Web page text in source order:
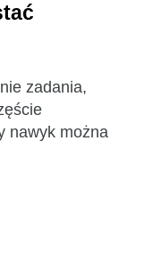
zadania,
nawyk można